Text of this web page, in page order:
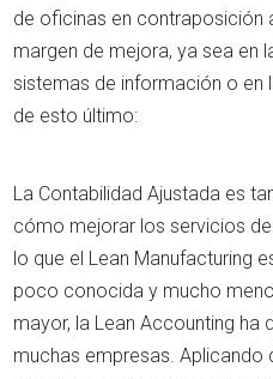
de oficinas en contraposición
margen de mejora, ya sea en
sistemas de información o en
de esto último:
La Contabilidad Ajustada es
cómo mejorar los servicios
lo que el Lean Manufacturing
poco conocida y mucho
mayor, la Lean Accounting
muchas empresas.